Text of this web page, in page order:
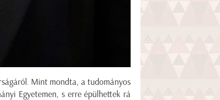
Mint mondta, a tudományos
Egyetemen, s erre épülhettek rá